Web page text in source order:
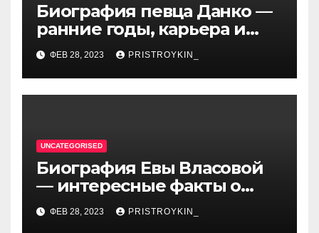
Биография певца Данко —
ранние годы, карьера и
личная жизнь — все, что вы
хотели знать о
талантливом артисте
ФЕВ 28, 2023 PRISTROYKIN_
UNCATEGORISED
Биография Евы Власовой
— интересные факты о
личной жизни популярной
исполнительницы
ФЕВ 28, 2023 PRISTROYKIN_